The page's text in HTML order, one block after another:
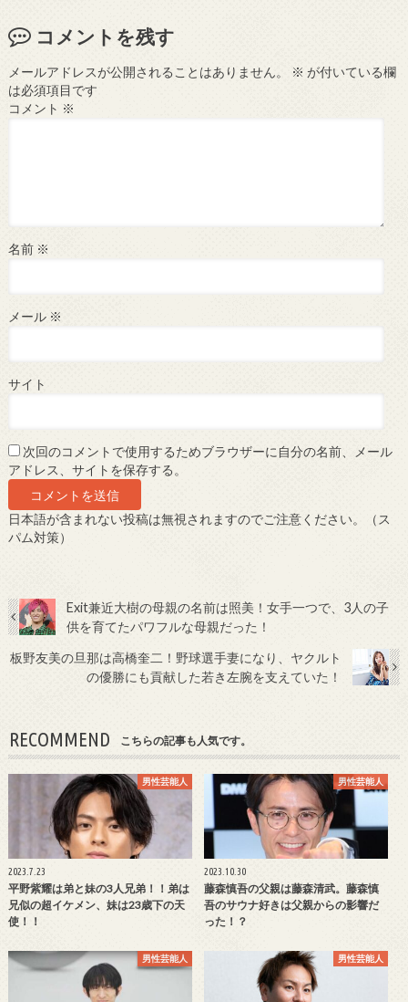
コメントを残す
メールアドレスが公開されることはありません。 ※ が付いている欄
は必須項目です
コメント ※
名前 ※
メール ※
サイト
次回のコメントで使用するためブラウザーに自分の名前、メール
アドレス、サイトを保存する。
日本語が含まれない投稿は無視されますのでご注意ください。（ス
パム対策）
Exit兼近大樹の母親の名前は照美！女手一つで、3人の子
供を育てたパワフルな母親だった！
板野友美の旦那は高橋奎二！野球選手妻になり、ヤクルト
の優勝にも貢献した若き左腕を支えていた！
RECOMMEND こちらの記事も人気です。
男性芸能人
2023.7.23
平野紫耀は弟と妹の3人兄弟！！弟は
兄似の超イケメン、妹は23歳下の天
使！！
男性芸能人
2023.10.30
藤森慎吾の父親は藤森清武。藤森慎
吾のサウナ好きは父親からの影響だ
った！？
男性芸能人 男性芸能人